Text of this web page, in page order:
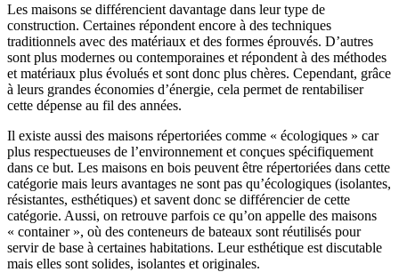
Les maisons se différencient davantage dans leur type de
construction. Certaines répondent encore à des techniques
traditionnels avec des matériaux et des formes éprouvés. D’autres
sont plus modernes ou contemporaines et répondent à des méthodes
et matériaux plus évolués et sont donc plus chères. Cependant, grâce
à leurs grandes économies d’énergie, cela permet de rentabiliser
cette dépense au fil des années.
Il existe aussi des maisons répertoriées comme « écologiques » car
plus respectueuses de l’environnement et conçues spécifiquement
dans ce but. Les maisons en bois peuvent être répertoriées dans cette
catégorie mais leurs avantages ne sont pas qu’écologiques (isolantes,
résistantes, esthétiques) et savent donc se différencier de cette
catégorie. Aussi, on retrouve parfois ce qu’on appelle des maisons
« container », où des conteneurs de bateaux sont réutilisés pour
servir de base à certaines habitations. Leur esthétique est discutable
mais elles sont solides, isolantes et originales.